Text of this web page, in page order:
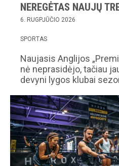
NEREGĖTAS NAUJŲ
6. RUGPJŪČIO 2026
SPORTAS
Naujasis Anglijos
nė neprasidėjo, tačiau
devyni lygos klubai